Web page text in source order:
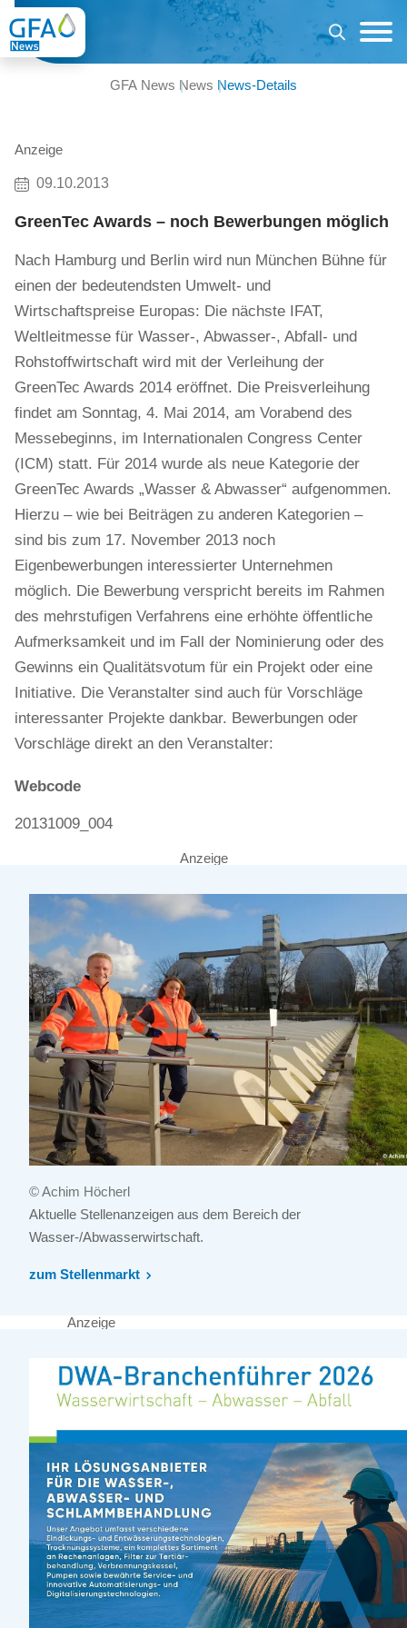
GFA News News News-Details
Anzeige
09.10.2013
GreenTec Awards – noch Bewerbungen möglich
Nach Hamburg und Berlin wird nun München Bühne für
einen der bedeutendsten Umwelt- und
Wirtschaftspreise Europas: Die nächste IFAT,
Weltleitmesse für Wasser-, Abwasser-, Abfall- und
Rohstoffwirtschaft wird mit der Verleihung der
GreenTec Awards 2014 eröffnet. Die Preisverleihung
findet am Sonntag, 4. Mai 2014, am Vorabend des
Messebeginns, im Internationalen Congress Center
(ICM) statt. Für 2014 wurde als neue Kategorie der
GreenTec Awards „Wasser & Abwasser“ aufgenommen.
Hierzu – wie bei Beiträgen zu anderen Kategorien –
sind bis zum 17. November 2013 noch
Eigenbewerbungen interessierter Unternehmen
möglich. Die Bewerbung verspricht bereits im Rahmen
des mehrstufigen Verfahrens eine erhöhte öffentliche
Aufmerksamkeit und im Fall der Nominierung oder des
Gewinns ein Qualitätsvotum für ein Projekt oder eine
Initiative. Die Veranstalter sind auch für Vorschläge
interessanter Projekte dankbar. Bewerbungen oder
Vorschläge direkt an den Veranstalter:
Webcode
20131009_004
Anzeige
© Achim Höcherl
Aktuelle Stellenanzeigen aus dem Bereich der
Wasser-/Abwasserwirtschaft.
zum Stellenmarkt
Anzeige